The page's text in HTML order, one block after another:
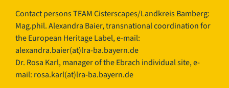
Contact persons TEAM Cisterscapes/Landkreis Bamberg:
Mag.phil. Alexandra Baier, transnational coordination for
the European Heritage Label, e-mail:
alexandra.baier(at)lra-ba.bayern.de
Dr. Rosa Karl, manager of the Ebrach individual site, e-
mail: rosa.karl(at)lra-ba.bayern.de